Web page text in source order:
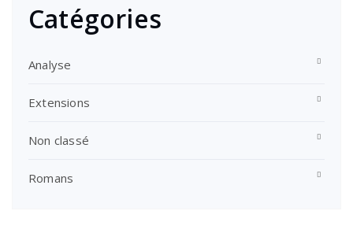
Catégories
Analyse
Extensions
Non classé
Romans